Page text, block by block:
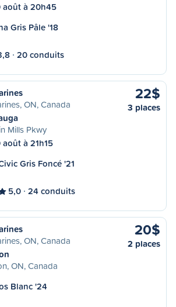
août à 20h45
Gris Pâle '18
20 conduits
ON, Canada
Mills Pkwy
à 21h15
22$
3 places
Gris Foncé '21
5,0 24 conduits
ON, Canada
ON, Canada
20$
2 places
Blanc '24